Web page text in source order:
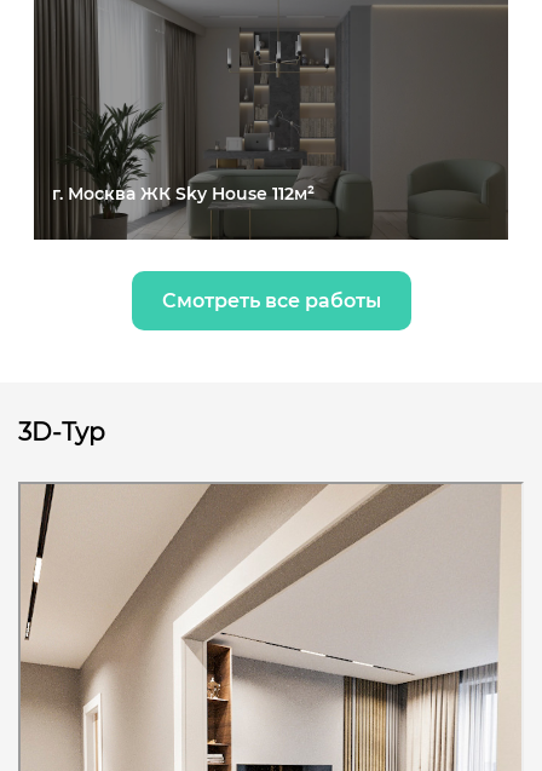
г. Москва ЖК Sky House 112м²
Смотреть все работы
3D-Тур